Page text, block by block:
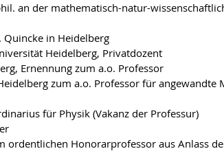
an der mathematisch-natur-
Quincke in Heidelberg
Heidelberg, Privatdozent
Ernennung zum a.o. Professor
zum a.o. Professor für angewandte
für Physik (Vakanz der Professur)
ordentlichen Honorarprofessor aus Anlass